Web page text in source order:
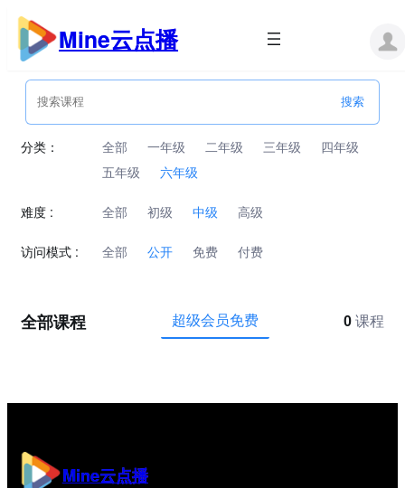
跳
内
Mine云点播
分类： 全部 一年级 二年级 三年级
四年级
五年级
六年级
难度 : 全部 初级 中级 高级
访问模式 : 全部 公开 免费 付费
全部课程 超级会员免费 0 课程
Mine云点播